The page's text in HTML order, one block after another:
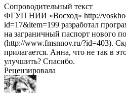
Сопроводительный текст
ФГУП НИИ «Восход» http://
id=17&item=199 разработал
на заграничный паспорт нового
(http://www.fmsnnov.ru/?id=403).
прилагается. Анна, что не так в
улучшить? Спасибо.
Рецензировала